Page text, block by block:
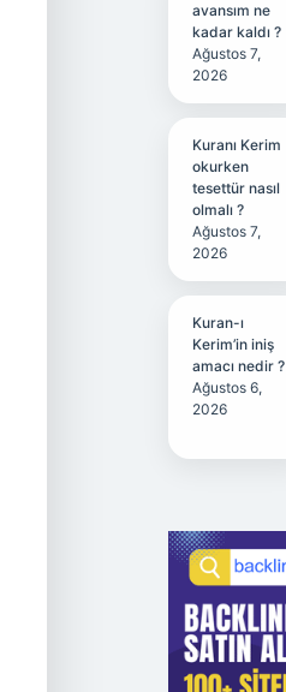
avansım ne
kadar kaldı ?
Ağustos 7,
2026
Kuranı Kerim
okurken
tesettür nasıl
olmalı ?
Ağustos 7,
2026
Kuran-ı
Kerim’in iniş
amacı nedir ?
Ağustos 6,
2026